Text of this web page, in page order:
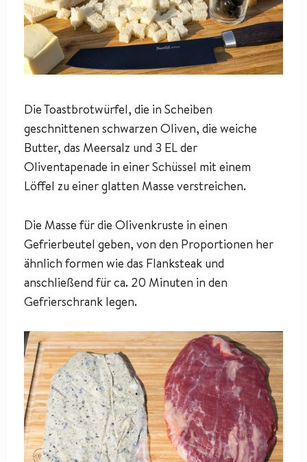
Die Toastbrotwürfel, die in Scheiben
geschnittenen schwarzen Oliven, die weiche
Butter, das Meersalz und 3 EL der
Oliventapenade in einer Schüssel mit einem
Löffel zu einer glatten Masse verstreichen.
Die Masse für die Olivenkruste in einen
Gefrierbeutel geben, von den Proportionen her
ähnlich formen wie das Flanksteak und
anschließend für ca. 20 Minuten in den
Gefrierschrank legen.